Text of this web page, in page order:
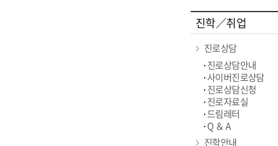
진학／취업
진로상담
진로상담안내
사이버진로상담
진로상담신청
진로자료실
드림레터
Q ＆ A
진학안내